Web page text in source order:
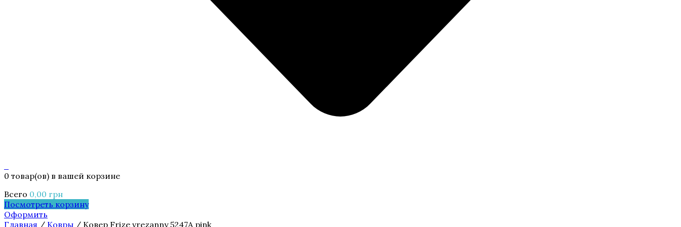
0 товар(ов) в вашей корзине
Всего 0,00 грн
Посмотреть корзину
Оформить
Главная / Ковры / Ковер Frize vrezanny 5247A pink